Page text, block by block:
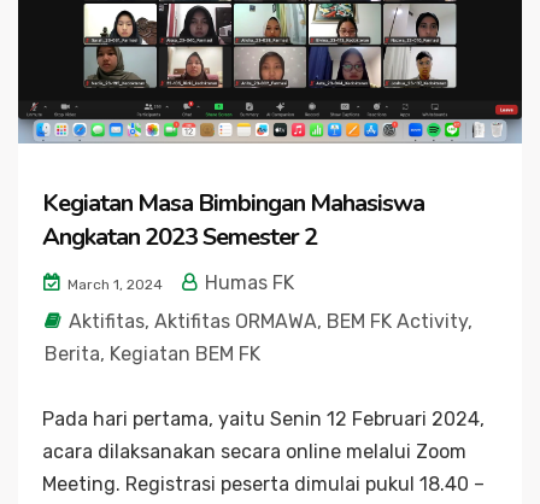
Kegiatan Masa Bimbingan Mahasiswa
Angkatan 2023 Semester 2
March 1, 2024
Humas FK
Aktifitas, Aktifitas ORMAWA, BEM FK Activity,
Berita, Kegiatan BEM FK
Pada hari pertama, yaitu Senin 12 Februari 2024,
acara dilaksanakan secara online melalui Zoom
Meeting. Registrasi peserta dimulai pukul 18.40 –